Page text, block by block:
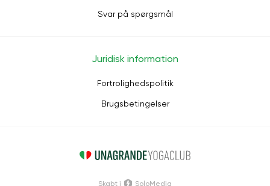
Svar på spørgsmål
Juridisk information
Fortrolighedspolitik
Brugsbetingelser
Skabt i SoloMedia